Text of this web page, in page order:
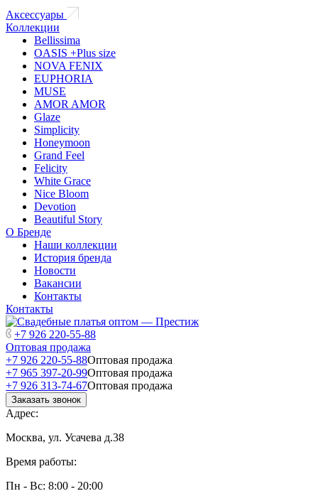
Аксессуары
Коллекции
Bellissima
OASIS +Plus size
NOVA FENIX
EUPHORIA
MUSE
AMOR AMOR
Glaze
Simplicity
Honeymoon
Grand Feel
Felicity
White Grace
Nice Bloom
Devotion
Beautiful Story
О Бренде
Наши коллекции
История бренда
Новости
Вакансии
Контакты
Контакты
+7 926 220-55-88
Оптовая продажа
+7 926 220-55-88Оптовая продажа
+7 965 397-20-99Оптовая продажа
+7 926 313-74-67Оптовая продажа
Заказать звонок
Адрес:
Москва, ул. Усачева д.38
Время работы:
Пн - Вс: 8:00 - 20:00